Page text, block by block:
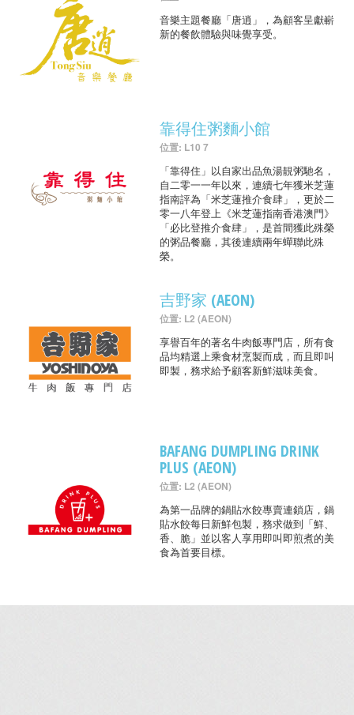
音樂主題餐廳「唐逍」，為顧客呈獻嶄
新的餐飲體驗與味覺享受。
靠得住粥麵小館
位置: L10 7
「靠得住」以自家出品魚湯靚粥馳名，
自二零一一年以來，連續七年獲米芝蓮
指南評為「米芝蓮推介食肆」，更於二
零一八年登上《米芝蓮指南香港澳門》
「必比登推介食肆」，是首間獲此殊榮
的粥品餐廳，其後連續兩年蟬聯此殊
榮。
吉野家 (AEON)
位置: L2 (AEON)
享譽百年的著名牛肉飯專門店，所有食
品均精選上乘食材烹製而成，而且即叫
即製，務求給予顧客新鮮滋味美食。
BAFANG DUMPLING DRINK
PLUS (AEON)
位置: L2 (AEON)
為第一品牌的鍋貼水餃專賣連鎖店，鍋
貼水餃每日新鮮包製，務求做到「鮮、
香、脆」並以客人享用即叫即煎煮的美
食為首要目標。